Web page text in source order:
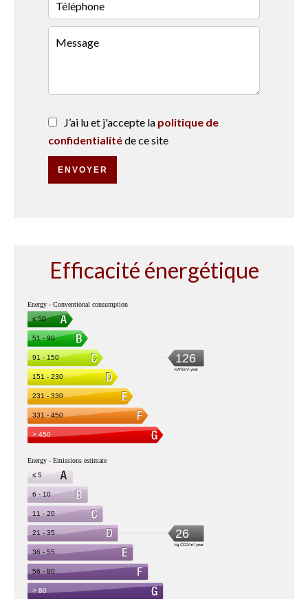
J’ai lu et j'accepte la politique de
confidentialitéde ce site
ENVOYER
Efficacité énergétique